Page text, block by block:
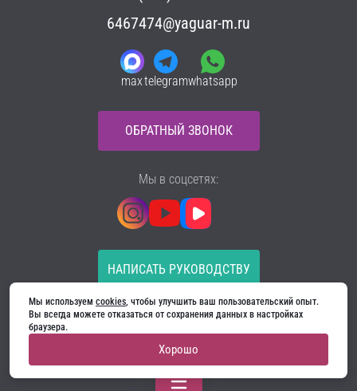
6467474@yaguar-m.ru
maxtelegramwhatsapp
ОБРАТНЫЙ ЗВОНОК
НАПИСАТЬ РУКОВОДСТВУ
Все материалы на сайте принадлежат компании
ООО «Ягуар-М» — входные и межкомнатные двери
Политика конфиденциальности
Договор оферты
Cookie
Мы в соцсетях:
Мы используем cookies, чтобы улучшить ваш пользовательский опыт.
Вы всегда можете отказаться от сохранения данных в настройках
браузера.
Хорошо